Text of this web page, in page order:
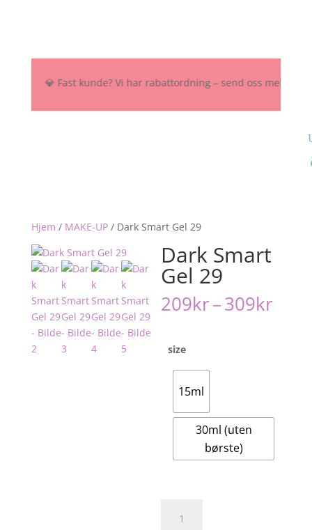
💎 Fast kunde? Vi har rabattordning – send oss melding
Hjem / MAKE-UP/ Dark Smart Gel 29
Dark Smart
Gel 29
209kr–309kr
size
15ml
30ml (uten
børste)
Smart